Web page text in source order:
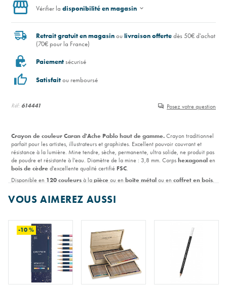
Réf: 614441 Posez votre question
Crayon de couleur Caran d'Ache Pablohaut de gamme.Crayon traditionnel
parfait pour les artistes, illustrateurs et graphistes. Excellent pouvoir couvrant et
résistance à la lumière. Mine tendre, sèche, permanente, ultra solide, ne produit pas
de poudre et résistante à l'eau. Diamètre de la mine : 3,8 mm. Corpshexagonalen
bois de cèdre d'excellente qualité certifié FSC.
Disponible en 120 couleursà lapièce ou en boîte métalou en coffret en bois.
Lire la suite
Vérifier la disponibilité en magasin
Retrait gratuit en magasinoulivraison offertedès 50€ d'achat
(70€ pour la France)
Paiementsécurisé
Satisfaitou remboursé
VOUS AIMEREZ AUSSI
-10 %